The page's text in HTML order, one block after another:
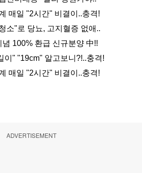
ADVERTISEMENT